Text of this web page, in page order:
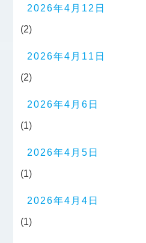
2026年4月12日
(2)
2026年4月11日
(2)
2026年4月6日
(1)
2026年4月5日
(1)
2026年4月4日
(1)